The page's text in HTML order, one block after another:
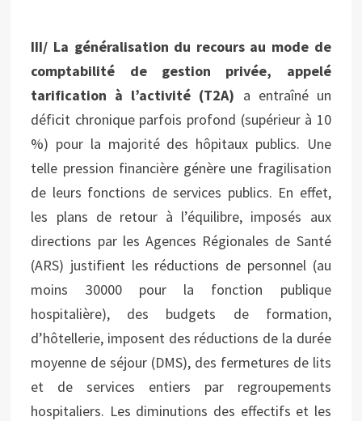
III/ La généralisation du recours au mode de
comptabilité de gestion privée, appelé
tarification à l’activité (T2A) a entraîné un
déficit chronique parfois profond (supérieur à 10
%) pour la majorité des hôpitaux publics. Une
telle pression financière génère une fragilisation
de leurs fonctions de services publics. En effet,
les plans de retour à l’équilibre, imposés aux
directions par les Agences Régionales de Santé
(ARS) justifient les réductions de personnel (au
moins 30000 pour la fonction publique
hospitalière), des budgets de formation,
d’hôtellerie, imposent des réductions de la durée
moyenne de séjour (DMS), des fermetures de lits
et de services entiers par regroupements
hospitaliers. Les diminutions des effectifs et les